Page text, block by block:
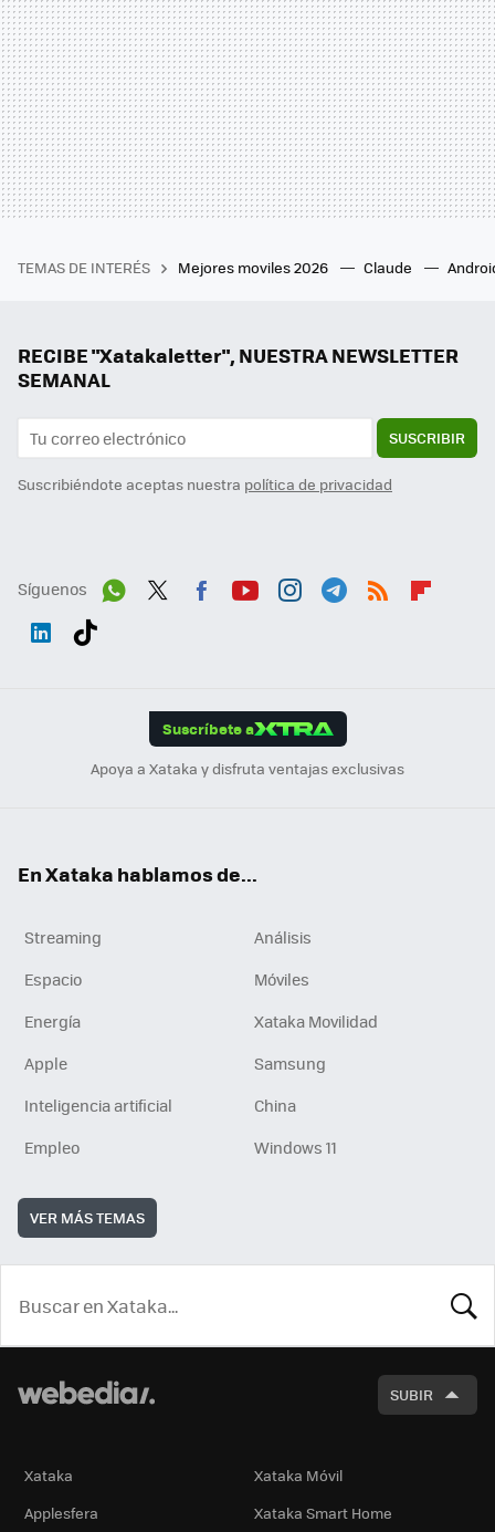
TEMAS DE INTERÉS Mejores moviles 2026 Claude
RECIBE "Xatakaletter", NUESTRA NEWSLETTER
SEMANAL
SUSCRIBIR
Suscribiéndote aceptas nuestra política de privacidad
Síguenos
Suscríbete a
Apoya a Xataka y disfruta ventajas exclusivas
En Xataka hablamos de...
Streaming
Análisis
Espacio
Móviles
Energía
Xataka Movilidad
Apple
Samsung
Inteligencia artificial
China
Empleo
Windows 11
VER MÁS TEMAS
SUBIR
Xataka
Xataka Móvil
Applesfera
Xataka Smart Home